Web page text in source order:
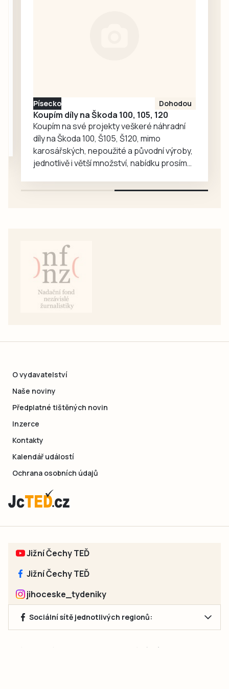
nastoupily v
kombinovaných
sestavách,
protože Tábor
včera sehrál…
Písecko Dohodou
Koupím díly na Škoda 100, 105, 120
Koupím na své projekty veškeré náhradní
díly na Škoda 100, Š105, Š120, mimo
karosářských, nepoužité a původní výroby,
jednotlivě i větší množství, nabídku prosím
O vydavatelství
Naše noviny
Předplatné tištěných novin
Inzerce
Kontakty
Kalendář událostí
Ochrana osobních údajů
Jižní Čechy TEĎ
Jižní Čechy TEĎ
jihoceske_tydeniky
Sociální sítě jednotlivých regionů:
Jakékoliv užití obsahu, včetně převzetí článků, je bez souhlasu